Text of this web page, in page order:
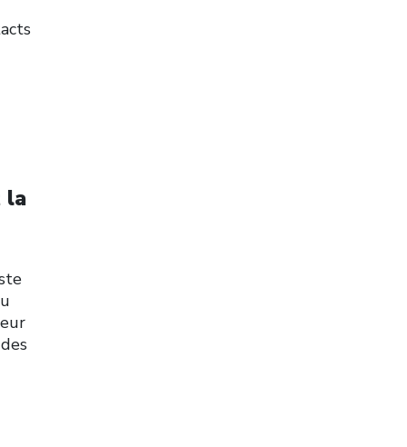
la